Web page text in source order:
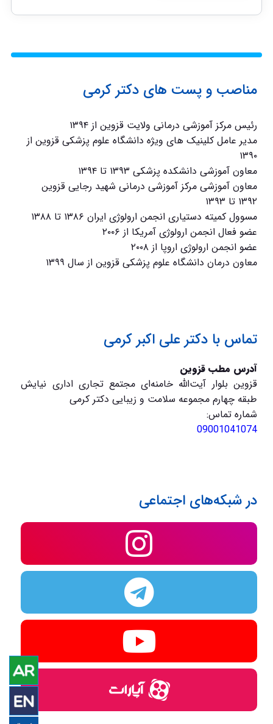
مناصب و پست های دکتر کرمی
رئیس مرکز آموزشی درمانی ولایت قزوین از ۱۳۹۴
مدیر عامل کلینیک های ویژه دانشگاه علوم پزشکی قزوین از
۱۳۹۰
معاون آموزشی دانشکده پزشکی ۱۳۹۳ تا ۱۳۹۴
معاون آموزشی مرکز آموزشی درمانی شهید رجایی قزوین
۱۳۹۲ تا ۱۳۹۳
مسوول کمیته دستیاری انجمن ارولوژی ایران ۱۳۸۶ تا ۱۳۸۸
عضو فعال انجمن ارولوژی آمریکا از ۲۰۰۶
عضو انجمن ارولوژی اروپا از ۲۰۰۸
معاون درمان دانشگاه علوم پزشکی قزوین از سال ۱۳۹۹
تماس با دکتر علی اکبر کرمی
آدرس مطب قزوین
قزوین بلوار آیت‌الله خامنه‌ای مجتمع تجاری اداری نیایش
طبقه چهارم مجموعه سلامت و زیبایی دکتر کرمی
شماره تماس:
09001041074
در شبکه‌های اجتماعی